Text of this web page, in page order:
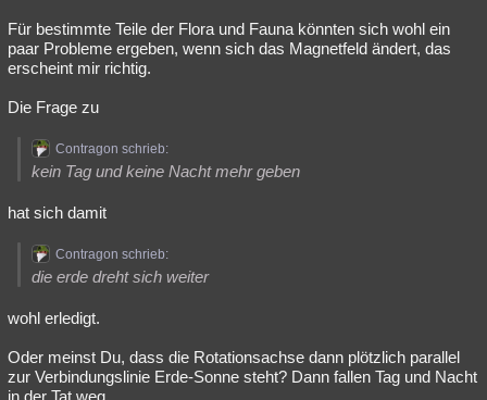
Für bestimmte Teile der Flora und Fauna könnten sich wohl ein
paar Probleme ergeben, wenn sich das Magnetfeld ändert, das
erscheint mir richtig.
Die Frage zu
Contragon schrieb:
kein Tag und keine Nacht mehr geben
hat sich damit
Contragon schrieb:
die erde dreht sich weiter
wohl erledigt.
Oder meinst Du, dass die Rotationsachse dann plötzlich parallel
zur Verbindungslinie Erde-Sonne steht? Dann fallen Tag und Nacht
in der Tat weg.